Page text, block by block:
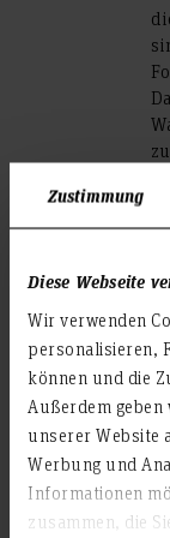
Zustimmung
Diese Webseite
Wir verwenden
personalisieren,
können und die
Außerdem
unserer Website
Werbung und
Informationen
zusammen, die
Durch den